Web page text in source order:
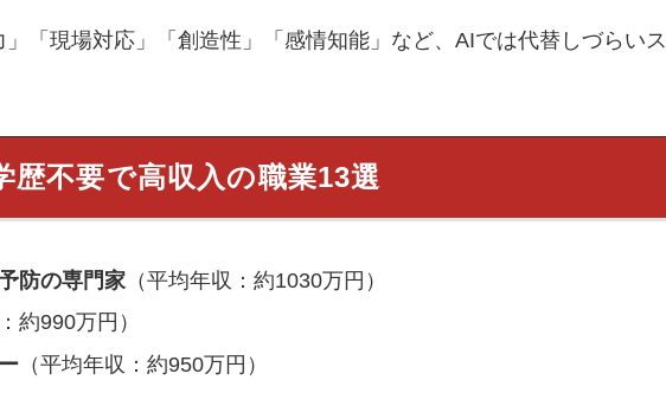
「現場対応」「創造性」「感情知能」など、AIでは代替しづらい
歴不要で高収入の職業13選
防の専門家（平均年収：約1030万円）
約990万円）
（平均年収：約950万円）